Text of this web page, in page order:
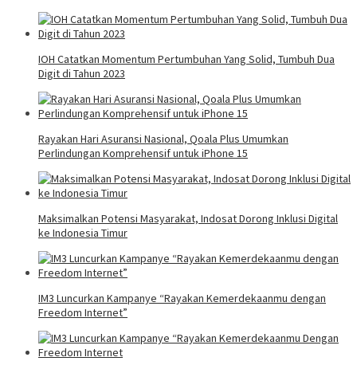
IOH Catatkan Momentum Pertumbuhan Yang Solid, Tumbuh Dua
Digit di Tahun 2023
Rayakan Hari Asuransi Nasional, Qoala Plus Umumkan
Perlindungan Komprehensif untuk iPhone 15
Maksimalkan Potensi Masyarakat, Indosat Dorong Inklusi Digital
ke Indonesia Timur
IM3 Luncurkan Kampanye “Rayakan Kemerdekaanmu dengan
Freedom Internet”